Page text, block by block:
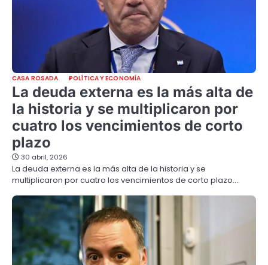
CASA ROSADA POLÍTICA Y ECONOMÍA
La deuda externa es la más alta de
la historia y se multiplicaron por
cuatro los vencimientos de corto
plazo
30 abril, 2026
La deuda externa es la más alta de la historia y se
multiplicaron por cuatro los vencimientos de corto plazo.…